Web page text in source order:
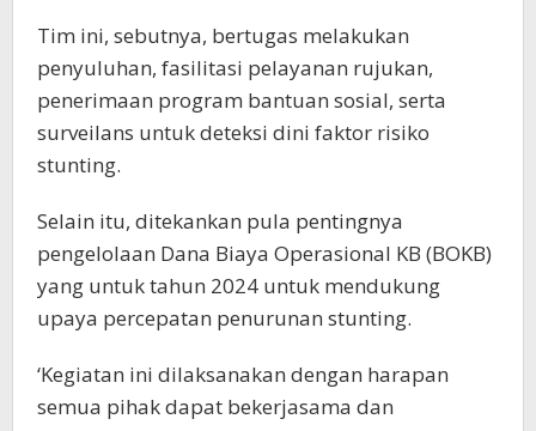
Tim ini, sebutnya, bertugas melakukan
penyuluhan, fasilitasi pelayanan rujukan,
penerimaan program bantuan sosial, serta
surveilans untuk deteksi dini faktor risiko
stunting.
Selain itu, ditekankan pula pentingnya
pengelolaan Dana Biaya Operasional KB (BOKB)
yang untuk tahun 2024 untuk mendukung
upaya percepatan penurunan stunting.
‘Kegiatan ini dilaksanakan dengan harapan
semua pihak dapat bekerjasama dan